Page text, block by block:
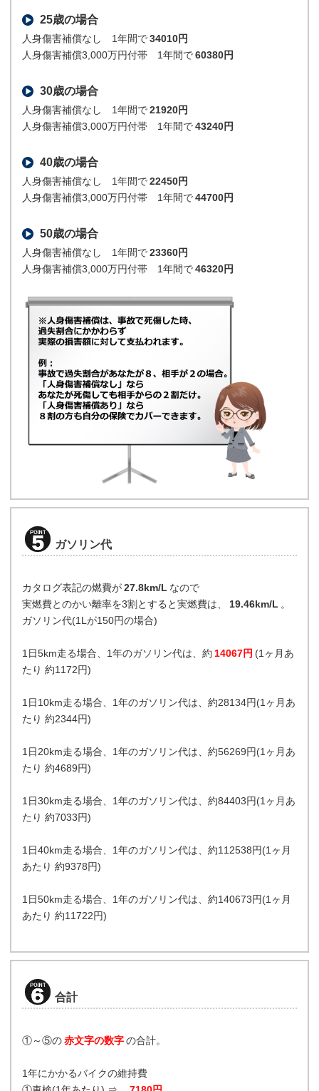
25歳の場合
人身傷害補償なし 1年間で34010円
人身傷害補償3,000万円付帯 1年間で60380円
30歳の場合
人身傷害補償なし 1年間で21920円
人身傷害補償3,000万円付帯 1年間で43240円
40歳の場合
人身傷害補償なし 1年間で22450円
人身傷害補償3,000万円付帯 1年間で44700円
50歳の場合
人身傷害補償なし 1年間で23360円
人身傷害補償3,000万円付帯 1年間で46320円
ガソリン代
カタログ表記の燃費が27.8km/L なので
実燃費とのかい離率を3割とすると実燃費は、
19.46km/L 。
ガソリン代(1Lが150円の場合)
1日5km走る場合、1年のガソリン代は、約 14067円 (1ヶ月あ
たり 約1172円)
1日10km走る場合、1年のガソリン代は、約28134円(1ヶ月あ
たり 約2344円)
1日20km走る場合、1年のガソリン代は、約56269円(1ヶ月あ
たり 約4689円)
1日30km走る場合、1年のガソリン代は、約84403円(1ヶ月あ
たり 約7033円)
1日40km走る場合、1年のガソリン代は、約112538円(1ヶ月
あたり 約9378円)
1日50km走る場合、1年のガソリン代は、約140673円(1ヶ月
あたり 約11722円)
合計
①～⑤の赤文字の数字の合計。
1年にかかるバイクの維持費